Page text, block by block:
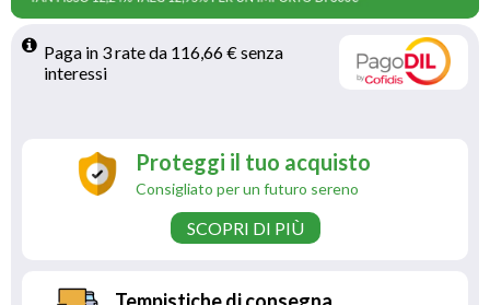
Paga in 3 rate da 116,66 € senza
interessi
Proteggi il tuo acquisto
Consigliato per un futuro sereno
SCOPRI DI PIÙ